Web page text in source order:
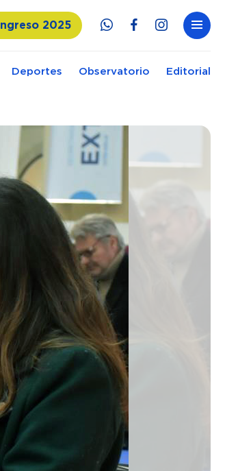
Ingreso 2025
Deportes Observatorio Editorial